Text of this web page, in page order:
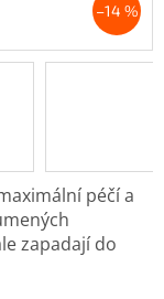
–14 %
péčí a
zapadají do